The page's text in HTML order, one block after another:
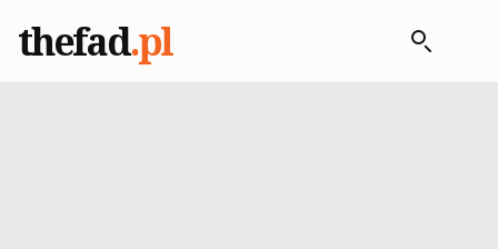
thefad.pl